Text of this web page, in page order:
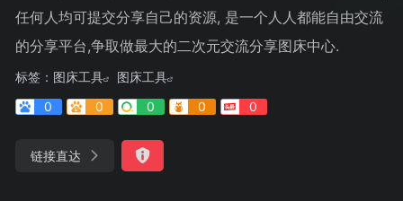
任何人均可提交分享自己的资源, 是一个人人都能自由交流
的分享平台,争取做最大的二次元交流分享图床中心.
标签： 图床工具
图床工具
0
0 0 0 0
链接直达